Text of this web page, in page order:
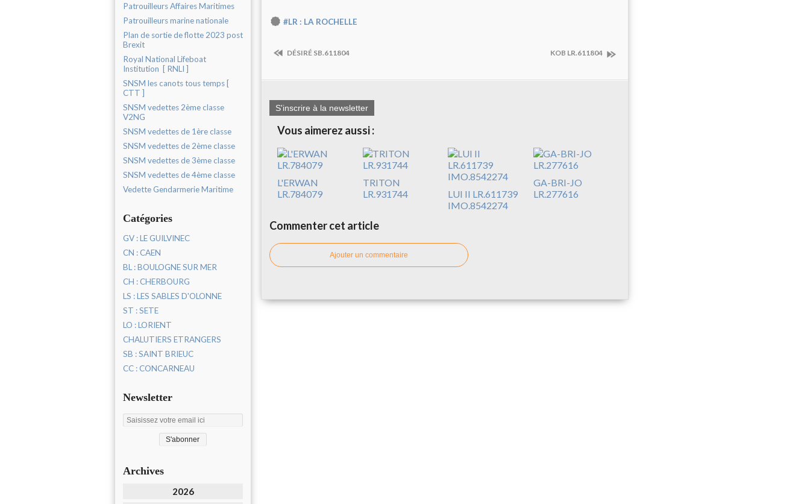
Patrouilleurs Affaires Maritimes
Patrouilleurs marine nationale
Plan de sortie de flotte 2023 post
Brexit
Royal National Lifeboat
Institution [ RNLI ]
SNSM les canots tous temps [
CTT ]
SNSM vedettes 2ème classe
V2NG
SNSM vedettes de 1ère classe
SNSM vedettes de 2ème classe
SNSM vedettes de 3ème classe
SNSM vedettes de 4ème classe
Vedette Gendarmerie Maritime
Catégories
GV : LE GUILVINEC
CN : CAEN
BL : BOULOGNE SUR MER
CH : CHERBOURG
LS : LES SABLES D'OLONNE
ST : SETE
LO : LORIENT
CHALUTIERS ETRANGERS
SB : SAINT BRIEUC
CC : CONCARNEAU
Newsletter
Archives
2026
#LR : LA ROCHELLE
DÉSIRÉ SB.611804 KOB LR.611804
S'inscrire à la newsletter
Vous aimerez aussi :
L'ERWAN
LR.784079
TRITON
LR.931744
LUI II LR.611739
IMO.8542274
GA-BRI-JO
LR.277616
Commenter cet article
Ajouter un commentaire